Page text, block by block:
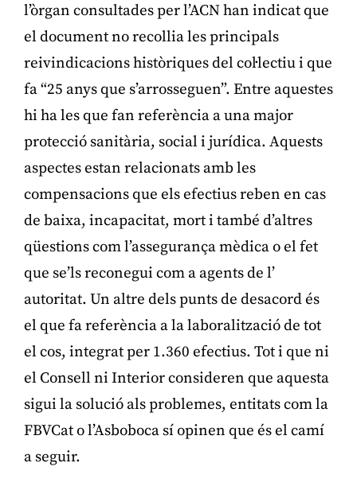
l’òrgan consultades per l’ACN han indicat que
el document no recollia les principals
reivindicacions històriques del col·lectiu i que
fa “25 anys que s’arrosseguen”. Entre aquestes
hi ha les que fan referència a una major
protecció sanitària, social i jurídica. Aquests
aspectes estan relacionats amb les
compensacions que els efectius reben en cas
de baixa, incapacitat, mort i també d’altres
qüestions com l’assegurança mèdica o el fet
que se’ls reconegui com a agents de l’
autoritat. Un altre dels punts de desacord és
el que fa referència a la laboralització de tot
el cos, integrat per 1.360 efectius. Tot i que ni
el Consell ni Interior consideren que aquesta
sigui la solució als problemes, entitats com la
FBVCat o l’Asboboca sí opinen que és el camí
a seguir.